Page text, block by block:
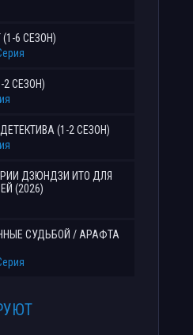
6 СЕЗОН)
СЕЗОН)
(1-2 СЕЗОН)
ДЗЮНДЗИ ИТО ДЛЯ
(2026)
СУДЬБОЙ / АРАФТА